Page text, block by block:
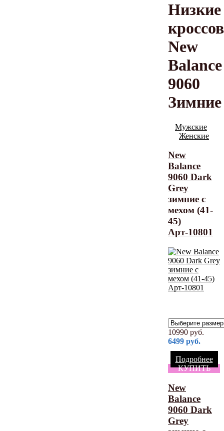
Низкие
New
Balance
9060
Зимние
Мужские
Женские
New
Balance
9060 Dark
Grey
зимние с
мехом (41-
45)
Арт-10801
10990 руб.
6499 руб.
Подробнее
КУПИТЬ
New
Balance
9060 Dark
Grey